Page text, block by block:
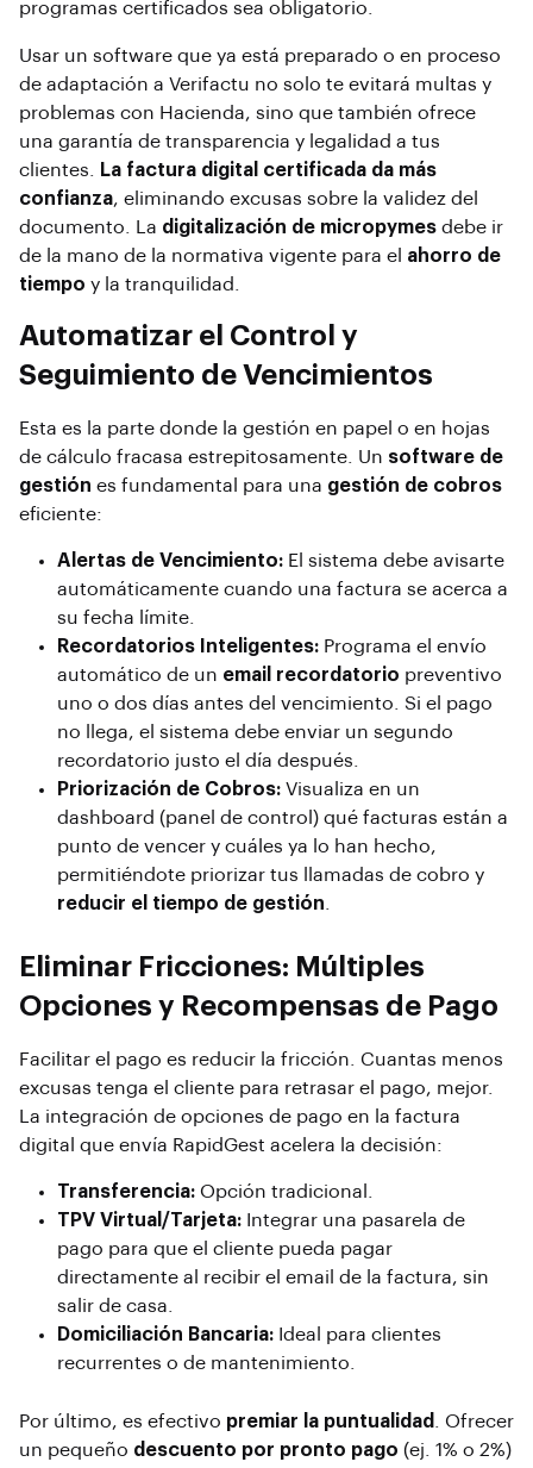
programas certificados sea obligatorio.
Usar un software que ya está preparado o en proceso
de adaptación a Verifactu no solo te evitará multas y
problemas con Hacienda, sino que también ofrece
una garantía de transparencia y legalidad a tus
clientes.
La factura digital certificada da más
confianza, eliminando excusas sobre la validez del
documento. La digitalización de micropymes debe ir
de la mano de la normativa vigente para el ahorro de
tiempo y la tranquilidad.
Automatizar el Control y
Seguimiento de Vencimientos
Esta es la parte donde la gestión en papel o en hojas
de cálculo fracasa estrepitosamente. Un software de
gestión es fundamental para una gestión de cobros
eficiente:
Alertas de Vencimiento: El sistema debe avisarte
automáticamente cuando una factura se acerca a
su fecha límite.
Recordatorios Inteligentes: Programa el envío
automático de un email recordatorio preventivo
uno o dos días antes del vencimiento. Si el pago
no llega, el sistema debe enviar un segundo
recordatorio justo el día después.
Priorización de Cobros: Visualiza en un
dashboard (panel de control) qué facturas están a
punto de vencer y cuáles ya lo han hecho,
permitiéndote priorizar tus llamadas de cobro y
reducir el tiempo de gestión
Eliminar Fricciones: Múltiples
Opciones y Recompensas de Pago
Facilitar el pago es reducir la fricción. Cuantas menos
excusas tenga el cliente para retrasar el pago, mejor.
La integración de opciones de pago en la factura
digital que envía RapidGest acelera la decisión:
Transferencia: Opción tradicional.
TPV Virtual/Tarjeta: Integrar una pasarela de
pago para que el cliente pueda pagar
directamente al recibir el email de la factura, sin
salir de casa.
Domiciliación Bancaria: Ideal para clientes
recurrentes o de mantenimiento.
Por último, es efectivo premiar la puntualidad
. Ofrecer
un pequeño descuento por pronto pago (ej. 1% o 2%)